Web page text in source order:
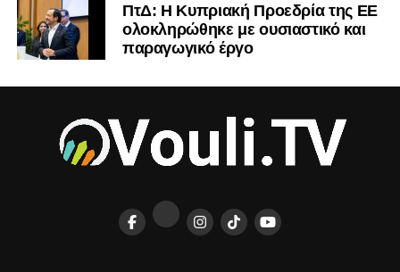
ΤΟΥ ΚΡΙΣ ΜΙΧΑΗΛΠτΔ: Η Κυπριακή Προεδρία της ΕΕ
ολοκληρώθηκε με ουσιαστικό και
παραγωγικό έργο